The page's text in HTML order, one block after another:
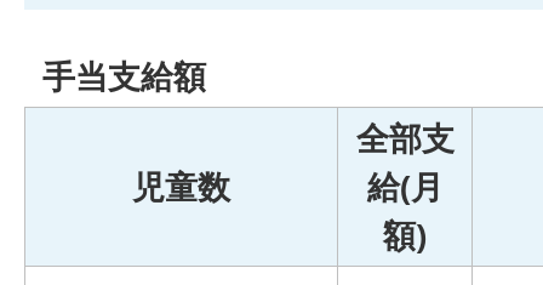
手当支給額
児童数
全部支
給(月
額)